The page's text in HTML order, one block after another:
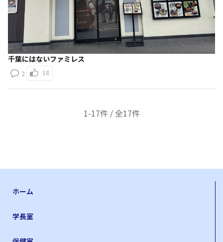
千葉にはないファミレス
2 18
1-17件 / 全17件
ホーム
学長室